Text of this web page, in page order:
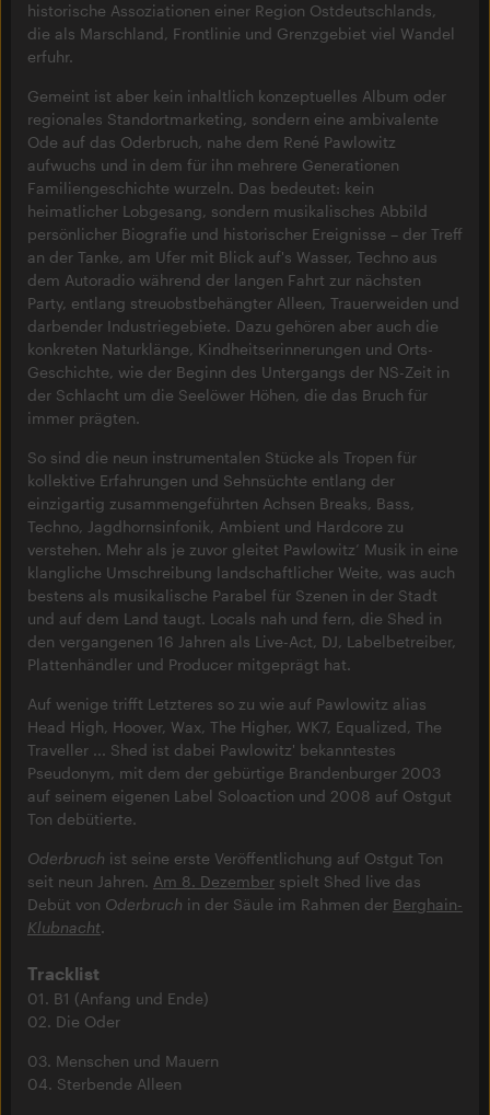
historische Assoziationen einer Region Ostdeutschlands,
die als Marschland, Frontlinie und Grenzgebiet viel Wandel
erfuhr.
Gemeint ist aber kein inhaltlich konzeptuelles Album oder
regionales Standortmarketing, sondern eine ambivalente
Ode auf das Oderbruch, nahe dem René Pawlowitz
aufwuchs und in dem für ihn mehrere Generationen
Familiengeschichte wurzeln. Das bedeutet: kein
heimatlicher Lobgesang, sondern musikalisches Abbild
persönlicher Biografie und historischer Ereignisse – der Treff
an der Tanke, am Ufer mit Blick auf's Wasser, Techno aus
dem Autoradio während der langen Fahrt zur nächsten
Party, entlang streuobstbehängter Alleen, Trauerweiden und
darbender Industriegebiete. Dazu gehören aber auch die
konkreten Naturklänge, Kindheitserinnerungen und Orts-
Geschichte, wie der Beginn des Untergangs der NS-Zeit in
der Schlacht um die Seelöwer Höhen, die das Bruch für
immer prägten.
So sind die neun instrumentalen Stücke als Tropen für
kollektive Erfahrungen und Sehnsüchte entlang der
einzigartig zusammengeführten Achsen Breaks, Bass,
Techno, Jagdhornsinfonik, Ambient und Hardcore zu
verstehen. Mehr als je zuvor gleitet Pawlowitz’ Musik in eine
klangliche Umschreibung landschaftlicher Weite, was auch
bestens als musikalische Parabel für Szenen in der Stadt
und auf dem Land taugt. Locals nah und fern, die Shed in
den vergangenen 16 Jahren als Live-Act, DJ, Labelbetreiber,
Plattenhändler und Producer mitgeprägt hat.
Auf wenige trifft Letzteres so zu wie auf Pawlowitz alias
Head High, Hoover, Wax, The Higher, WK7, Equalized, The
Traveller ... Shed ist dabei Pawlowitz' bekanntestes
Pseudonym, mit dem der gebürtige Brandenburger 2003
auf seinem eigenen Label Soloaction und 2008 auf Ostgut
Ton debütierte.
Oderbruch ist seine erste Veröffentlichung auf Ostgut Ton
seit neun Jahren. Am 8. Dezember spielt Shed live das
Debüt von Oderbruch in der Säule im Rahmen der Berghain-
Klubnacht.
Tracklist
01. B1 (Anfang und Ende)
02. Die Oder
03. Menschen und Mauern
04. Sterbende Alleen